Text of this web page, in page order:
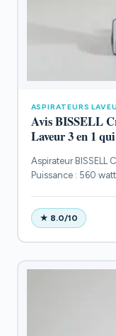
ASPIRATEURS
Avis BISSELL
Laveur 3 en 1 qui
Aspirateur BISSELL
Puissance : 560
★ 8.0/10